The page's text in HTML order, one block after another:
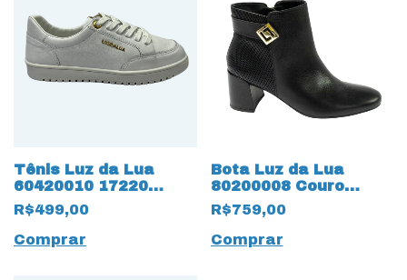
Tênis Luz da Lua
60420010 17220
Saara Bianco
R$499,00
Comprar
Bota Luz da Lua
80200008 Couro
Natural Saara 16428
Preto
R$759,00
Comprar